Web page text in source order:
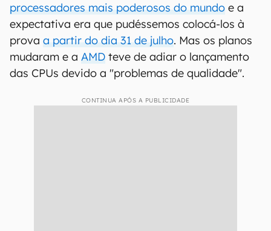
processadores mais poderosos do mundo e a
expectativa era que pudéssemos colocá-los à
prova a partir do dia 31 de julho. Mas os planos
mudaram e a AMD teve de adiar o lançamento
das CPUs devido a "problemas de qualidade".
CONTINUA APÓS A PUBLICIDADE